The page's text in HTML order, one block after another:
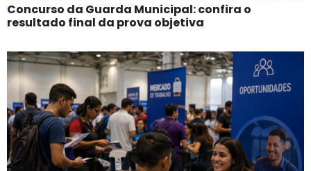
Concurso da Guarda Municipal: confira o
resultado final da prova objetiva